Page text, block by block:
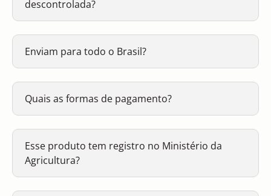
descontrolada?
Enviam para todo o Brasil?
Quais as formas de pagamento?
Esse produto tem registro no Ministério da
Agricultura?